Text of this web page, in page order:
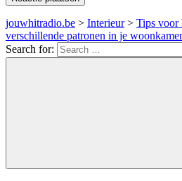
jouwhitradio.be > Interieur> Tips voor
verschillende patronen in je woonkamer
Search for: